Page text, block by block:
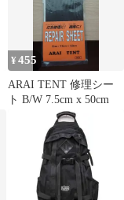
¥455
ARAI TENT 修理シー
ト B/W 7.5cm x 50cm